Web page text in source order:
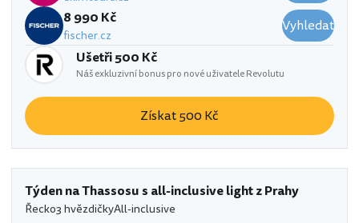
8 990 Kč
fischer.cz
Vyhledat
Ušetři 500 Kč
Náš exkluzivní bonus pro nové uživatele Revolutu
Získat 500 Kč
Týden na Thassosu s all-inclusive light z Prahy
Řecko3 hvězdičkyAll-inclusive